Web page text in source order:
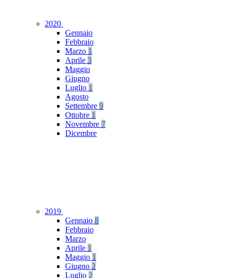
2020
Gennaio
Febbraio
Marzo 1
Aprile 3
Maggio
Giugno
Luglio 1
Agosto
Settembre 9
Ottobre 1
Novembre 7
Dicembre
2019
Gennaio 8
Febbraio
Marzo
Aprile 1
Maggio 1
Giugno 2
Luglio 2